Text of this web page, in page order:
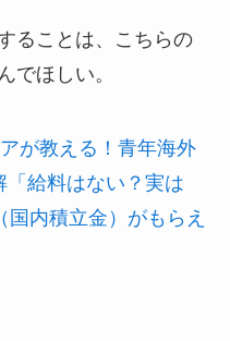
ることは、こちらの
でほしい。
が教える！青年海外
給料はない？実は
内積立金）がもらえ